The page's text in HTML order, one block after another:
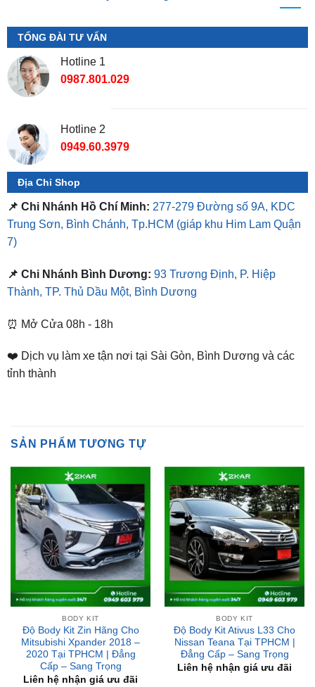
Hotline 1
0987.801.029
Địa Chỉ Shop
📌 Chi Nhánh Hồ Chí Minh: 277-279 Đường số 9A, KDC
Trung Sơn, Bình Chánh, Tp.HCM
7)
📌 Chi Nhánh Bình Dương:
⏰ Mở Cửa 08h - 18h
❤️ Dịch vụ làm xe tận nơi tại Sài Gòn, Bình Dương và các
BODY KIT
Độ Body Kit Zin Hãng Cho
Mitsubishi Xpander 2018 –
2020 Tại TPHCM | Đẳng
Cấp – Sang Trọng
Liên hệ nhận giá ưu đãi
BODY KIT
Độ Body Kit Ativus L33 Cho
Nissan Teana Tại TPHCM |
Đẳng Cấp – Sang Trọng
Liên hệ nhận giá ưu đãi